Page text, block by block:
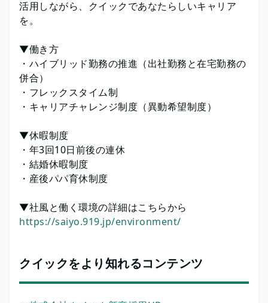
活用しながら、クイックであなたらしいキャリア
を。
▼働き方
・ハイブリッド勤務の推進（出社勤務と在宅勤務の
併合）
・フレックスタイム制
・キャリアチャレンジ制度（異動希望制度）
▼休暇制度
・年3回10日前後の連休
・結婚休暇制度
・産後パパ育休制度
▼社風と働く環境の詳細はこちらから
https://saiyo.919.jp/environment/
クイックをより知れるコンテンツ